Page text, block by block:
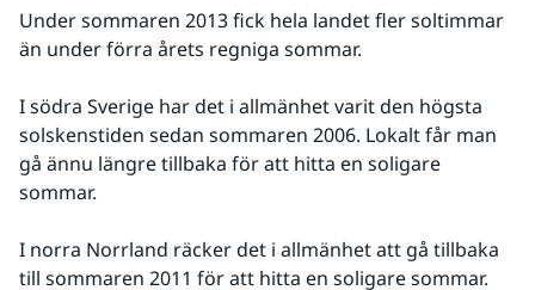
Under sommaren 2013 fick hela landet fler soltimmar
än under förra årets regniga sommar.
I södra Sverige har det i allmänhet varit den högsta
solskenstiden sedan sommaren 2006. Lokalt får man
gå ännu längre tillbaka för att hitta en soligare
sommar.
I norra Norrland räcker det i allmänhet att gå tillbaka
till sommaren 2011 för att hitta en soligare sommar.